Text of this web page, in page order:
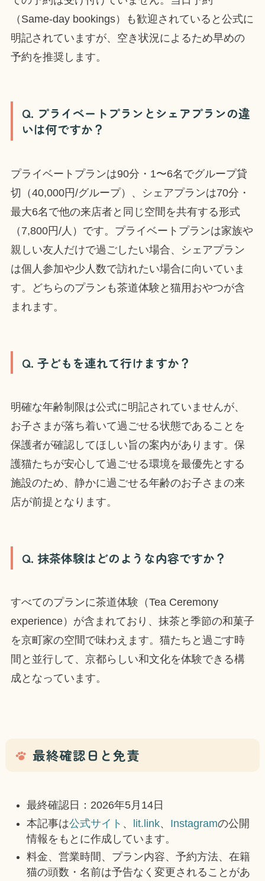
（Same-day bookings）も歓迎されていると公式に
明記されていますが、空き状況によるため早めの
予約を推奨します。
Q. プライベートプランとシェアプランの違
いは何ですか？
プライベートプランは90分・1〜6名でグループ貸
切（40,000円/グループ）、シェアプランは70分・
最大6名で他の来店者と同じ空間を共有する形式
（7,800円/人）です。プライベートプランは家族や
親しい友人だけで過ごしたい場合、シェアプラン
は個人参加や少人数で訪れたい場合に向いていま
す。どちらのプランも茶道体験と猫用おやつが含
まれます。
Q. 子どもを連れて行けますか？
明確な年齢制限は公式に明記されていませんが、
お子さまが落ち着いて過ごせる状態であることを
保護者が確認してほしい旨の案内があります。保
護猫たちが安心して過ごせる環境を最優先とする
施設のため、静かに過ごせる年齢のお子さまの来
店が前提となります。
Q. 抹茶体験はどのような内容ですか？
すべてのプランに茶道体験（Tea Ceremony
experience）が含まれており、抹茶と季節の和菓子
を京町家の空間で味わえます。猫たちと過ごす時
間と並行して、京都らしい和文化を体験できる構
成となっています。
最終確認日と免責
最終確認日：2026年5月14日
本記事は公式サイト 、 lit.link、 Instagramの公開
情報をもとに作成しています。
料金、営業時間、プラン内容、予約方法、在籍
猫の頭数・名前は予告なく変更されることがあ